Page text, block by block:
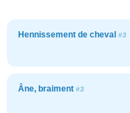
Hennissement de cheval #3
Âne, braiment #3